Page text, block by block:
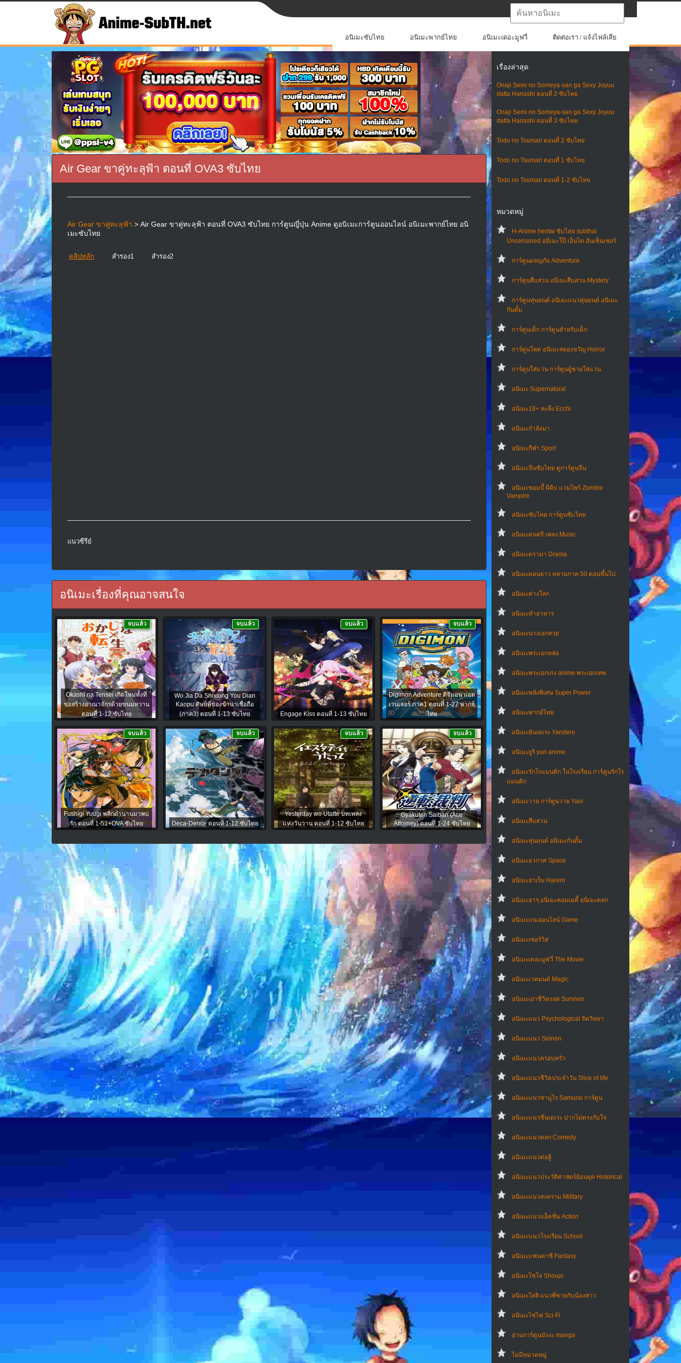
อนิเมะซับไทย อนิเมะพากย์ไทย อนิเมะเดอะมูฟวี่ ติดต่อเรา / แจ้งไฟล์เสีย
เรื่องล่าสุด
Onaji Semi no Someya-san ga Sexy Joyuu
datta Hanashi ตอนที่ 2 ซับไทย
Onaji Semi no Someya-san ga Sexy Joyuu
datta Hanashi ตอนที่ 3 ซับไทย
Todo no Tsumari ตอนที่ 2 ซับไทย
Todo no Tsumari ตอนที่ 1 ซับไทย
Todo no Tsumari ตอนที่ 1-2 ซับไทย
หมวดหมู่
H-Anime hentai ซับไทย subthai
Uncensored อนิเมะโป๊ เฮ็นไต อันเซ็นเซอร์
การ์ตูนผจญภัย Adventure
การ์ตูนสืบสวน อนิเมะสืบสวน Mystery
การ์ตูนหุ่นยนต์ อนิเมะแนวหุ่นยนต์ อนิเมะ
กันดั้ม
การ์ตูนเด็ก การ์ตูนสำหรับเด็ก
การ์ตูนโหด อนิเมะสยองขวัญ Horror
การ์ตูนใส่แว่น การ์ตูนผู้ชายใส่แว่น
อนิเมะ Supernatural
อนิเมะ18+ ทะลึ่ง Ecchi
อนิเมะกำลังมา
อนิเมะกีฬา Sport
อนิเมะจีนซับไทย ดูการ์ตูนจีน
อนิเมะซอมบี้ ผีดิบ แวมไพร์ Zombie
Vampire
อนิเมะซับไทย การ์ตูนซับไทย
อนิเมะดนตรี เพลง Music
อนิเมะดราม่า Drama
อนิเมะตอนยาว หลายภาค 50 ตอนขึ้นไป
อนิเมะต่างโลก
อนิเมะทําอาหาร
อนิเมะนางเอกสวย
อนิเมะพระเอกหล่อ
อนิเมะพระเอกเก่ง anime พระเอกเทพ
อนิเมะพลังพิเศษ Super Power
อนิเมะพากย์ไทย
อนิเมะยันเดเระ Yandere
อนิเมะยูริ yuri anime
อนิเมะรักโรแมนติก ในโรงเรียน การ์ตูนรักโร
แมนติก
อนิเมะวาย การ์ตูนวาย Yaoi
อนิเมะสืบสวน
อนิเมะหุ่นยนต์ อนิเมะกันดั้ม
อนิเมะอวกาศ Space
อนิเมะฮาเร็ม Harem
อนิเมะฮาๆ อนิเมะคอมเมดี้ อนิเมะตลก
อนิเมะเกมออนไลน์ Game
อนิเมะเซอร์วิส
อนิเมะเดอะมูฟวี่ The Movie
อนิเมะเวทมนต์ Magic
อนิเมะเอาชีวิตรอด Survivor
อนิเมะแนว Psychological จิตวิทยา
อนิเมะแนว Seinen
อนิเมะแนวครอบครัว
อนิเมะแนวชีวิตประจําวัน Slice of life
อนิเมะแนวซามูไร Samurai การ์ตูน
อนิเมะแนวซึนเดเระ ปากไม่ตรงกับใจ
อนิเมะแนวตลก Comedy
อนิเมะแนวต่อสู้
อนิเมะแนวประวัติศาสตร์ย้อนยุค Historical
อนิเมะแนวสงคราม Military
อนิเมะแนวแอ็คชั่น Action
อนิเมะแนวโรงเรียน School
อนิเมะแฟนตาซี Fantasy
อนิเมะโชโจ Shoujo
อนิเมะโลลิ แนวพี่ชายกับน้องสาว
อนิเมะไซไฟ Sci-Fi
อ่านการ์ตูนมังงะ manga
ไม่มีหมวดหมู่
Air Gear ขาคู่ทะลุฟ้า ตอนที่ OVA3 ซับไทย
Air Gear ขาคู่ทะลุฟ้า > Air Gear ขาคู่ทะลุฟ้า ตอนที่ OVA3 ซับไทย การ์ตูนญี่ปุ่น Anime ดูอนิเมะการ์ตูนออนไลน์ อนิเมะพากย์ไทย อนิ
เมะซับไทย
คลิปหลัก สำรอง1 สำรอง2
แนวซีรีย์
อนิเมะเรื่องที่คุณอาจสนใจ
Okashi na Tensei เกิดใหม่ทั้งที
ขอสร้างอาณาจักรด้วยขนมหวาน
ตอนที่ 1-12 ซับไทย
จบแล้ว
Wo Jia Da Shixiong You Dian
Kaopu ศิษย์พี่ของข้าน่าเชื่อถือ
(ภาค3) ตอนที่ 1-13 ซับไทย
จบแล้ว
Engage Kiss ตอนที่ 1-13 ซับไทย
จบแล้ว
Digimon Adventure ดิจิมอน แอด
เวนเจอร์ ภาค1 ตอนที่ 1-27 พากย์
ไทย
จบแล้ว
Fushigi Yuugi พลิกตำนานมาพบ
รัก ตอนที่ 1-51+OVA ซับไทย
จบแล้ว
Deca-Dence ตอนที่ 1-12 ซับไทย
จบแล้ว
Yesterday wo Utatte บทเพลง
แห่งวันวาน ตอนที่ 1-12 ซับไทย
จบแล้ว
Gyakuten Saiban (Ace
Attorney) ตอนที่ 1-24 ซับไทย
จบแล้ว